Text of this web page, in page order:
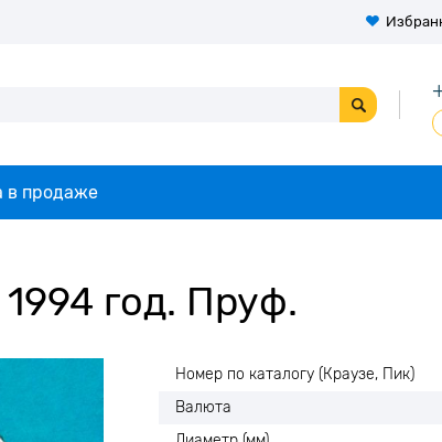
в продаже
год. Пруф.
Номер по каталогу (Краузе, Пик)
Валюта